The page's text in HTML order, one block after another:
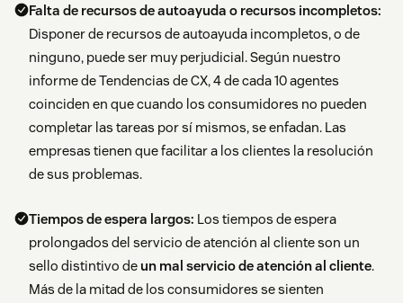
Falta de recursos de autoayuda o recursos incompletos:
Disponer de recursos de autoayuda incompletos, o de
ninguno, puede ser muy perjudicial. Según nuestro
informe de Tendencias de CX, 4 de cada 10 agentes
coinciden en que cuando los consumidores no pueden
completar las tareas por sí mismos, se enfadan. Las
empresas tienen que facilitar a los clientes la resolución
de sus problemas.
Tiempos de espera largos: Los tiempos de espera
prolongados del servicio de atención al cliente son un
sello distintivo de un mal servicio de atención al cliente.
Más de la mitad de los consumidores se sienten